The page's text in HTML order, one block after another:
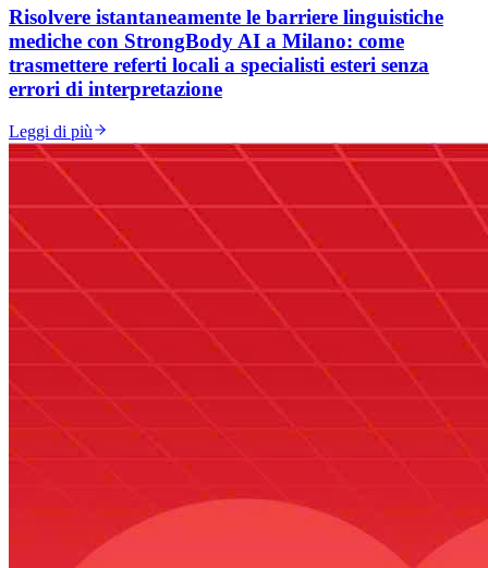
Risolvere istantaneamente le barriere linguistiche
mediche con StrongBody AI a Milano: come
trasmettere referti locali a specialisti esteri senza
errori di interpretazione
Leggi di più